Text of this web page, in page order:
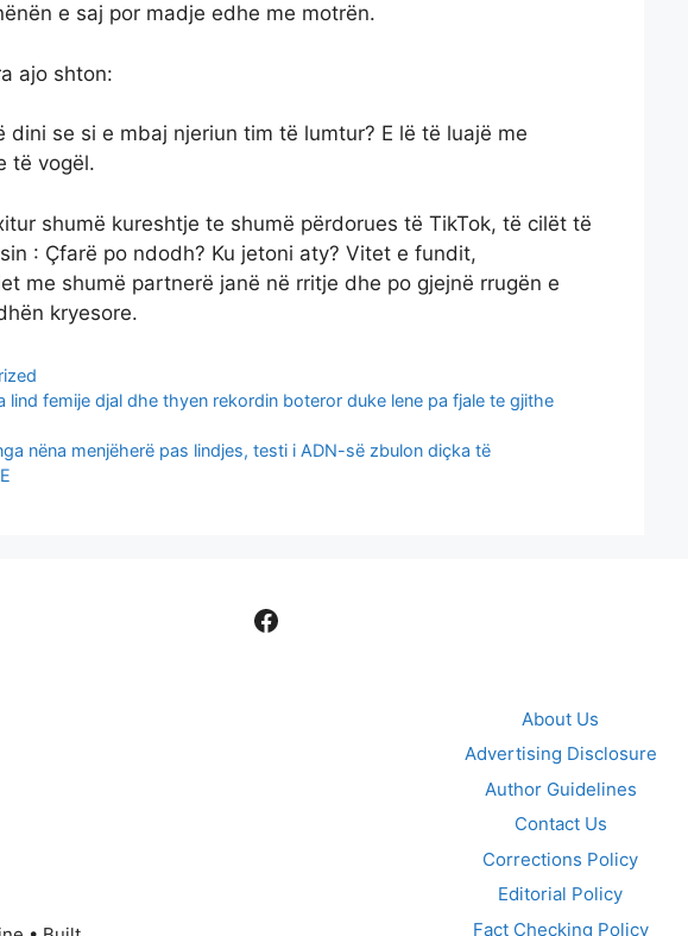
e saj por madje edhe me motrën.
ajo shton:
dini se si e mbaj njeriun tim të lumtur? E lë të luajë me
të vogël.
shumë kureshtje te shumë përdorues të TikTok, të cilët të
: Çfarë po ndodh? Ku jetoni aty? Vitet e fundit,
me shumë partnerë janë në rritje dhe po gjejnë rrugën e
kryesore.
lind femije djal dhe thyen rekordin boteror duke lene pa fjale te gjithe
nëna menjëherë pas lindjes, testi i ADN-së zbulon diçka të
Facebook
About Us
Advertising Disclosure
Author Guidelines
Contact Us
Corrections Policy
Editorial Policy
Fact Checking Policy